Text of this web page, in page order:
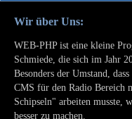
Wir über Uns:
WEB-PHP ist eine kleine
Schmiede, die sich im Jahr
Besonders der Umstand,
CMS für den Radio Bereich
Schipseln" arbeiten musste,
besser zu machen.